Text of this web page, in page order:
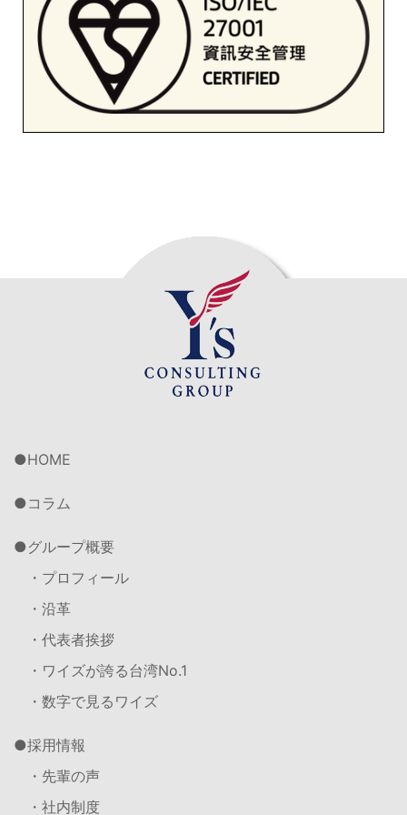
HOME
コラム
グループ概要
・プロフィール
・沿革
・代表者挨拶
・ワイズが誇る台湾No.1
・数字で見るワイズ
採用情報
・先輩の声
・社内制度